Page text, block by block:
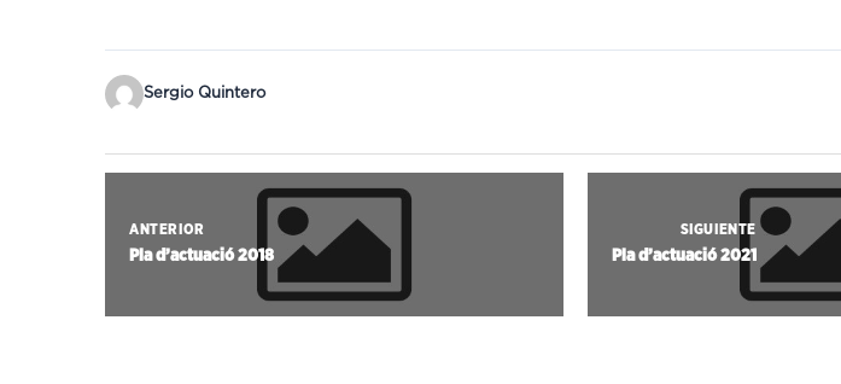
Sergio Quintero
ANTERIOR
Pla d’actuació 2018
SIGUIENTE
Pla d’actuació 2021